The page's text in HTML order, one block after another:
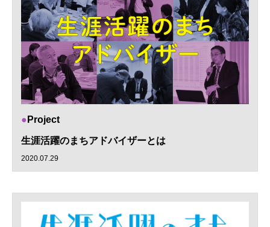
Project
生涯活躍のまちアドバイザーとは
2020.07.29